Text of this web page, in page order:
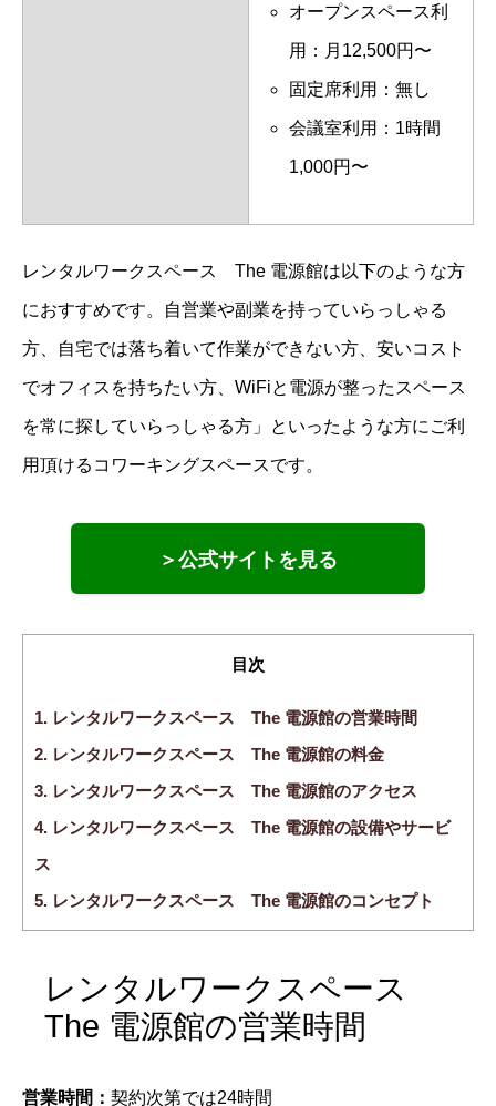
オープンスペース利
用：月12,500円〜
固定席利用：無し
会議室利用：1時間
1,000円〜
レンタルワークスペース The 電源館は以下のような方
におすすめです。自営業や副業を持っていらっしゃる
方、自宅では落ち着いて作業ができない方、安いコスト
でオフィスを持ちたい方、WiFiと電源が整ったスペース
を常に探していらっしゃる方」といったような方にご利
用頂けるコワーキングスペースです。
＞公式サイトを見る
目次
1. レンタルワークスペース The 電源館の営業時間
2. レンタルワークスペース The 電源館の料金
3. レンタルワークスペース The 電源館のアクセス
4. レンタルワークスペース The 電源館の設備やサービ
ス
5. レンタルワークスペース The 電源館のコンセプト
レンタルワークスペース
The 電源館の営業時間
営業時間： 契約次第では24時間